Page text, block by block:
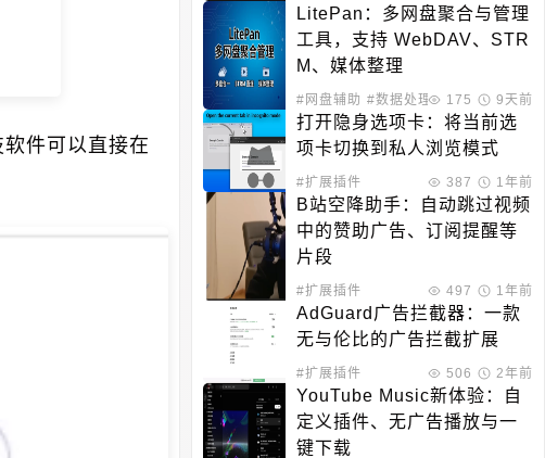
件可以直接在
LitePan：多网盘聚合与管理
工具，支持 WebDAV、STR
M、媒体整理
#网盘辅助 #数据处理 175 9天前
打开隐身选项卡：将当前选
项卡切换到私人浏览模式
#扩展插件 387 1年前
B站空降助手：自动跳过视频
中的赞助广告、订阅提醒等
片段
#扩展插件 497 1年前
AdGuard广告拦截器：一款
无与伦比的广告拦截扩展
#扩展插件 506 2年前
YouTube Music新体验：自
定义插件、无广告播放与一
键下载